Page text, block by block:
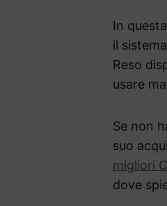
In
il
Reso
usare
Se non
suo
migliori
dove